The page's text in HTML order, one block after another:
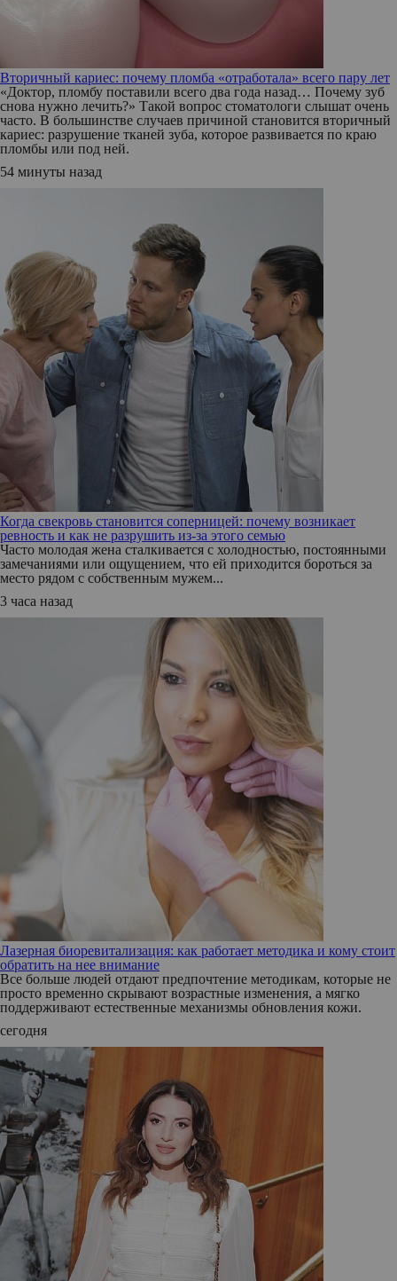
Вторичный кариес: почему пломба «отработала» всего пару лет
«Доктор, пломбу поставили всего два года назад… Почему зуб
снова нужно лечить?» Такой вопрос стоматологи слышат очень
часто. В большинстве случаев причиной становится вторичный
кариес: разрушение тканей зуба, которое развивается по краю
пломбы или под ней.
54 минуты назад
Когда свекровь становится соперницей: почему возникает
ревность и как не разрушить из-за этого семью
Часто молодая жена сталкивается с холодностью, постоянными
замечаниями или ощущением, что ей приходится бороться за
место рядом с собственным мужем...
3 часа назад
Лазерная биоревитализация: как работает методика и кому стоит
обратить на нее внимание
Все больше людей отдают предпочтение методикам, которые не
просто временно скрывают возрастные изменения, а мягко
поддерживают естественные механизмы обновления кожи.
сегодня